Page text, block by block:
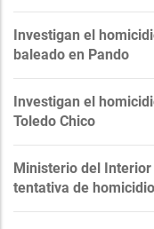
Investigan el
baleado en Pando
Investigan el
Toledo Chico
Ministerio del
tentativa de